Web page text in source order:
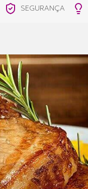
SEGURANÇA